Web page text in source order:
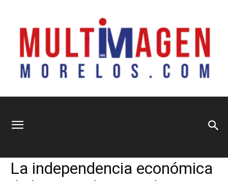
Morelos
La independencia económica